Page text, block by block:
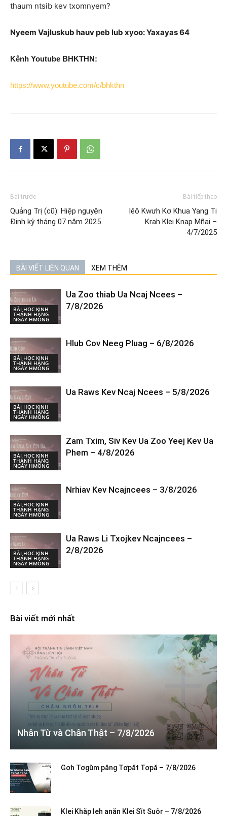
thaum ntsib kev txomnyem?
Nyeem Vajluskub hauv peb lub xyoo: Yaxayas 64
Kênh Youtube BHKTHN:
https://www.youtube.com/c/bhkthn
Bài trước
Quảng Trị (cũ): Hiệp nguyện
Định kỳ tháng 07 năm 2025
Bài tiếp theo
Iêô Kwưh Kơ Khua Yang Ti
Krah Klei Knap Mñai –
4/7/2025
BÀI VIẾT LIÊN QUAN XEM THÊM
BÀI HỌC KINH
THÁNH HÀNG
NGÀY HMÔNG
Ua Zoo thiab Ua Ncaj Ncees –
7/8/2026
BÀI HỌC KINH
THÁNH HÀNG
NGÀY HMÔNG
Hlub Cov Neeg Pluag – 6/8/2026
BÀI HỌC KINH
THÁNH HÀNG
NGÀY HMÔNG
Ua Raws Kev Ncaj Ncees – 5/8/2026
BÀI HỌC KINH
THÁNH HÀNG
NGÀY HMÔNG
Zam Txim, Siv Kev Ua Zoo Yeej Kev Ua
Phem – 4/8/2026
BÀI HỌC KINH
THÁNH HÀNG
NGÀY HMÔNG
Nrhiav Kev Ncajncees – 3/8/2026
BÀI HỌC KINH
THÁNH HÀNG
NGÀY HMÔNG
Ua Raws Li Txojkev Ncajncees –
2/8/2026
Bài viết mới nhất
Nhân Từ và Chân Thật – 7/8/2026
Gơh Tơgŭm păng Tơpăt Tơpă – 7/8/2026
Klei Khăp leh anăn Klei Sĭt Suôr – 7/8/2026